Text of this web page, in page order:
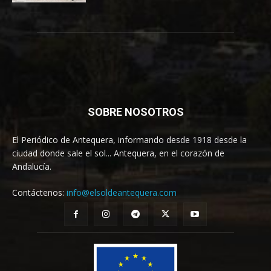
SOBRE NOSOTROS
El Periódico de Antequera, informando desde 1918 desde la
ciudad donde sale el sol... Antequera, en el corazón de
Andalucía.
Contáctenos: info@elsoldeantequera.com